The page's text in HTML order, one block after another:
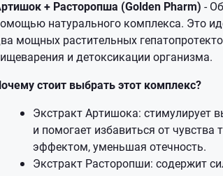
+ Расторопша (Golden Pharm) -
натурального комплекса. Это
мощных растительных
и детоксикации организма.
стоит выбрать этот комплекс?
Экстракт Артишока: стимулирует
и помогает избавиться от
эффектом, уменьшая отечность.
Экстракт Расторопши: содержит